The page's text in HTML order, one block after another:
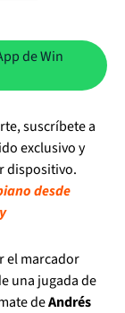
de Win
suscríbete a
exclusivo y
dispositivo.
desde
el marcador
una jugada de
deAndrés